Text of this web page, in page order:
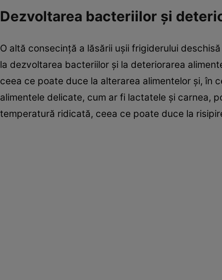
Dezvoltarea bacteriilor și
O altă consecință a lăsării ușii frigiderului
la dezvoltarea bacteriilor și la deteriorarea
ceea ce poate duce la alterarea alimentelor și, în
alimentele delicate, cum ar fi lactatele și carnea,
temperatură ridicată, ceea ce poate duce la